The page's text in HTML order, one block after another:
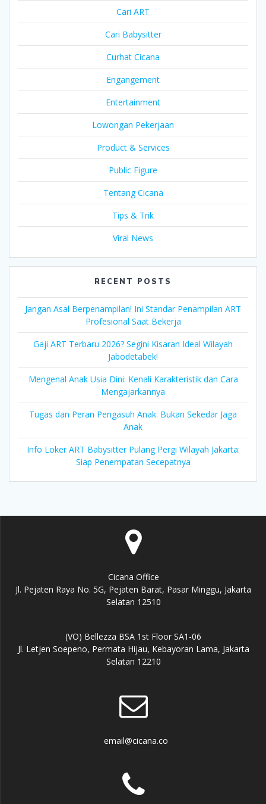
Cari ART
Cari Babysitter
Curhat Cicana
Engangement
Entertainment
Lowongan Pekerjaan
Product & Services
Public Figure
Tentang Cicana
Tips & Trik
Viral News
RECENT POSTS
Jangan Asal Berpenampilan! Ini Standar Penampilan ART
Profesional Saat Bekerja
Gaji ART Terbaru 2026? Segini Kisaran Ideal Wilayah
Jabodetabek!
Mengenal Anak Usia Dini: Kenali Karakteristik dan Cara
Mengajarkannya
Tugas dan Peran Pengasuh Anak: Bukan Sekedar Jaga
Anak
Info Loker ART Babysitter Pulang Pergi Wilayah Jakarta:
Siap Penempatan Secepatnya
Cicana Office
Jl. Pejaten Raya No. 5G, Pejaten Barat, Pasar Minggu, Jakarta
Selatan 12510
(VO) Bellezza BSA 1st Floor SA1-06
Jl. Letjen Soepeno, Permata Hijau, Kebayoran Lama, Jakarta
Selatan 12210
email@cicana.co